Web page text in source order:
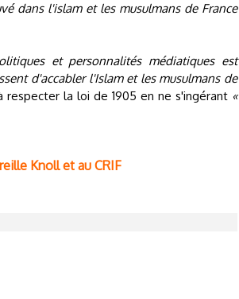
dans l'islam et les musulmans de France
et personnalités médiatiques est
d'accabler l'Islam et les musulmans de
la loi de 1905 en ne s'ingérant «
Knoll et au CRIF